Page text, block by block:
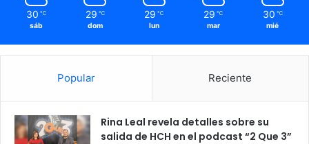
30 ℃
sáb
29 ℃
dom
29 ℃
lun
29 ℃
mar
30 ℃
mié
Popular Reciente
Rina Leal revela detalles sobre su
salida de HCH en el podcast “2 Que 3”